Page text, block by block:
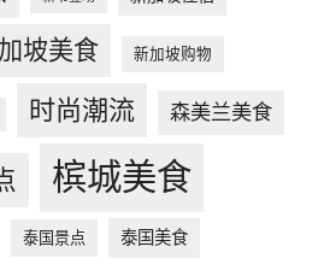
坡美食 新加坡购物
时尚潮流 森美兰美食
槟城美食
泰国景点 泰国美食